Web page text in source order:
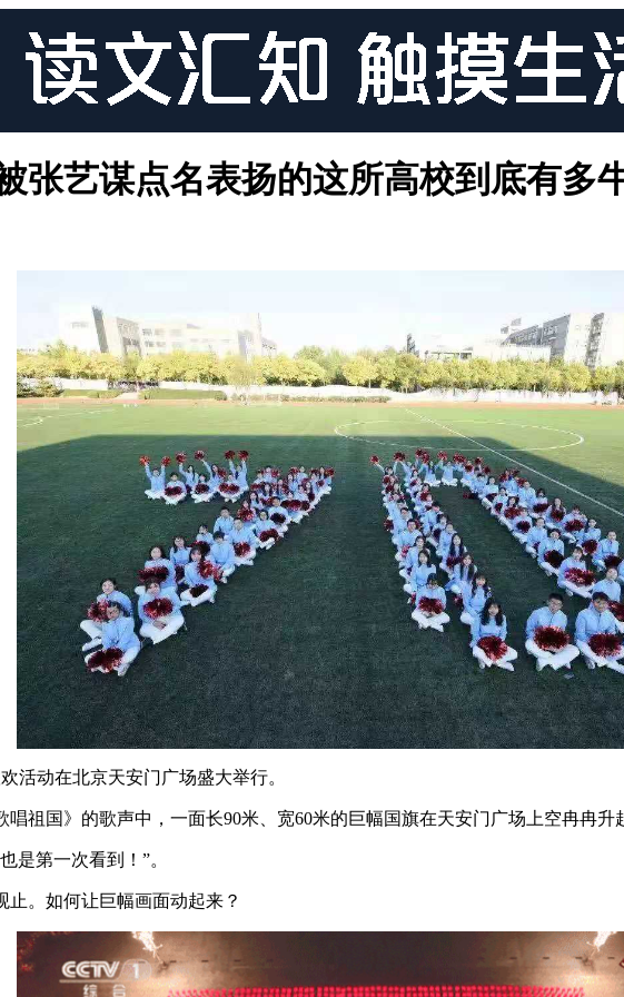
张艺谋点名表扬的这所高校到底有多
活动在北京天安门广场盛大举行。
祖国》的歌声中，一面长90米、宽60米的巨幅国旗在天安门广场上空冉冉升
是第一次看到！”。
。如何让巨幅画面动起来？